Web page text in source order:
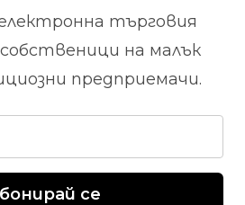
търговия
на малък
предприемачи.
се